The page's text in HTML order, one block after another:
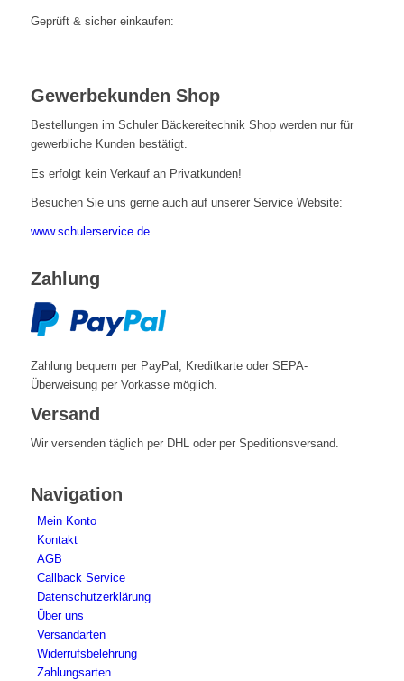
Geprüft & sicher einkaufen:
Gewerbekunden Shop
Bestellungen im Schuler Bäckereitechnik Shop werden nur für
gewerbliche Kunden bestätigt.
Es erfolgt kein Verkauf an Privatkunden!
Besuchen Sie uns gerne auch auf unserer Service Website:
www.schulerservice.de
Zahlung
Zahlung bequem per PayPal, Kreditkarte oder SEPA-
Überweisung per Vorkasse möglich.
Versand
Wir versenden täglich per DHL oder per Speditionsversand.
Navigation
Mein Konto
Kontakt
AGB
Callback Service
Datenschutzerklärung
Über uns
Versandarten
Widerrufsbelehrung
Zahlungsarten